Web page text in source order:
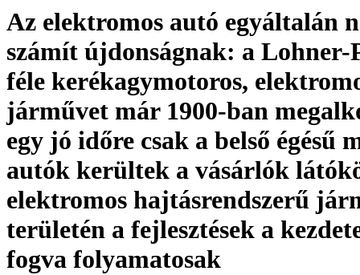
Az elektromos autó egyáltalán
számít újdonságnak: a Lohner-
féle kerékagymotoros,
járművet már 1900-ban
egy jó időre csak a belső égésű
autók kerültek a vásárlók
elektromos hajtásrendszerű
területén a fejlesztések a
fogva folyamatosak